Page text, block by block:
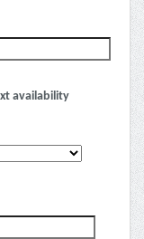
availability